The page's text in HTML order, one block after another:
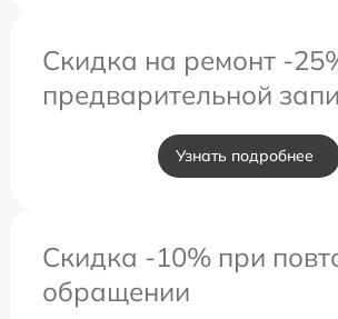
Скидка на ремонт -
предварительной
Узнать подробнее
Скидка -10% при
обращении